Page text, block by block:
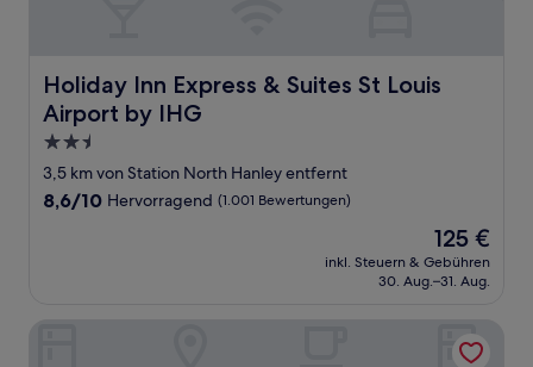
Holiday Inn Express & Suites St Louis
Airport by IHG
Holiday Inn Express & Suites St Louis Airport by IHG
2.5-
Sterne-
Unterkunft
3,5 km von Station North Hanley entfernt
8.6
8,6/10 Hervorragend (1.001 Bewertungen)
Der
Preis
beträgt
125 €
inkl. Steuern & Gebühren
30. Aug.–31. Aug.